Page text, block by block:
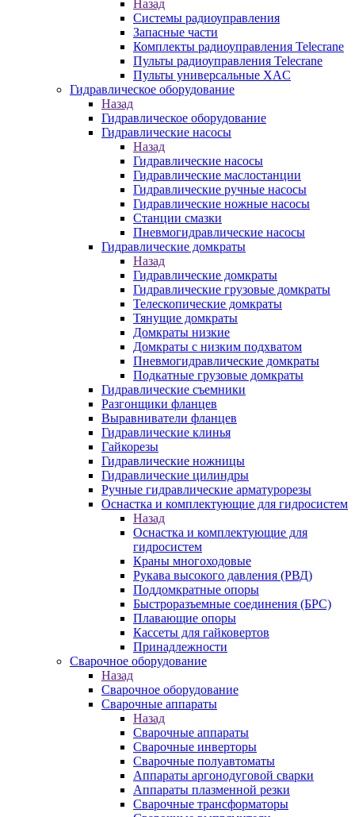
Назад
Системы радиоуправления
Запасные части
Комплекты радиоуправления Telecrane
Пульты радиоуправления Telecrane
Пульты универсальные XAC
Гидравлическое оборудование
Назад
Гидравлическое оборудование
Гидравлические насосы
Назад
Гидравлические насосы
Гидравлические маслостанции
Гидравлические ручные насосы
Гидравлические ножные насосы
Станции смазки
Пневмогидравлические насосы
Гидравлические домкраты
Назад
Гидравлические домкраты
Гидравлические грузовые домкраты
Телескопические домкраты
Тянущие домкраты
Домкраты низкие
Домкраты с низким подхватом
Пневмогидравлические домкраты
Подкатные грузовые домкраты
Гидравлические съемники
Разгонщики фланцев
Выравниватели фланцев
Гидравлические клинья
Гайкорезы
Гидравлические ножницы
Гидравлические цилиндры
Ручные гидравлические арматурорезы
Оснастка и комплектующие для гидросистем
Назад
Оснастка и комплектующие для
гидросистем
Краны многоходовые
Рукава высокого давления (РВД)
Поддомкратные опоры
Быстроразъемные соединения (БРС)
Плавающие опоры
Кассеты для гайковертов
Принадлежности
Сварочное оборудование
Назад
Сварочное оборудование
Сварочные аппараты
Назад
Сварочные аппараты
Сварочные инверторы
Сварочные полуавтоматы
Аппараты аргонодуговой сварки
Аппараты плазменной резки
Сварочные трансформаторы